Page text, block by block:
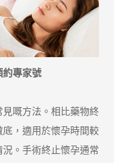
約專家號
嘅方法。相比藥物終
，適用於懷孕時間較
。手術終止懷孕通常